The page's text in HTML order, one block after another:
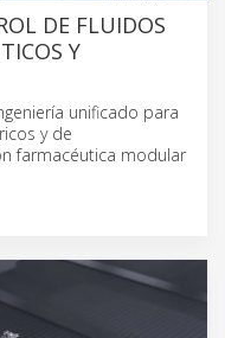
DE FLUIDOS
Y
unificado para
y de
farmacéutica modular